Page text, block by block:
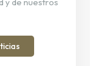
y de nuestros